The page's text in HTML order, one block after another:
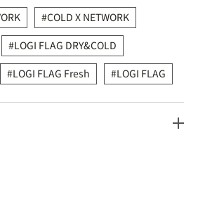
COLD X NETWORK
LOGI FLAG DRY&COLD
LOGI FLAG Fresh LOGI FLAG